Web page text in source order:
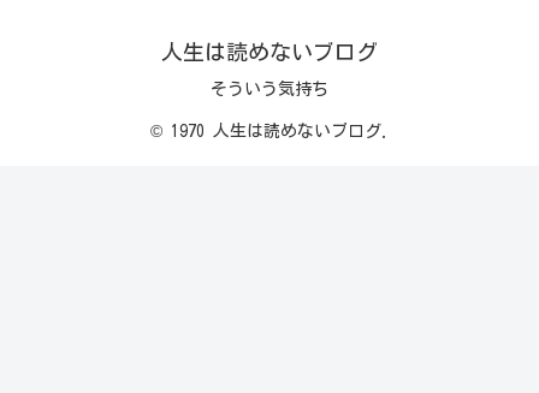
人生は読めないブログ
そういう気持ち
© 1970 人生は読めないブログ.